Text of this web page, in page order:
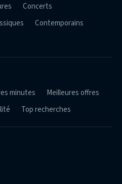
Concerts
Contemporains
minutes
Meilleures offres
Top recherches